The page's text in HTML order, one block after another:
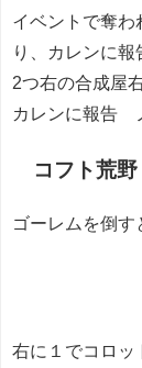
イベントで奪わ
り、カレンに報
2つ右の合成屋
カレンに報告
コフト荒野
ゴーレムを倒す
右に１でコロ